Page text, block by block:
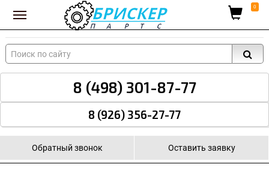
Вход для поставщиков 0
8 (498) 301-87-77
8 (926) 356-27-77
Обратный звонок Оставить заявку